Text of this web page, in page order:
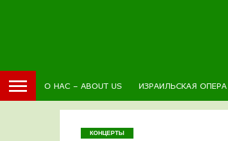
О НАС – ABOUT US ИЗРАИЛЬСКАЯ ОПЕРА
КОНЦЕРТЫ